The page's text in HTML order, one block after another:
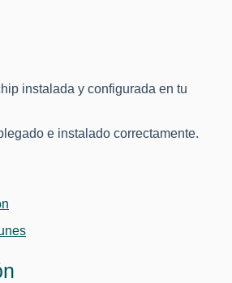
instalada y configurada en tu
e instalado correctamente.